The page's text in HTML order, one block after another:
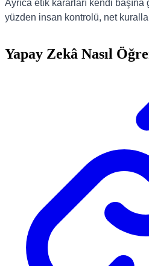
Ayrıca etik kararları kendi
yüzden insan kontrolü, net
Yapay Zekâ Nasıl